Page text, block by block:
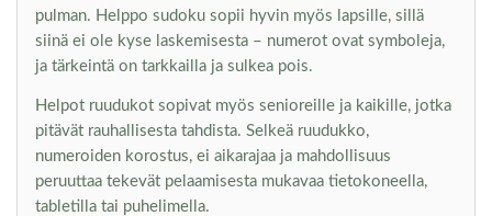
pulman. Helppo sudoku sopii hyvin myös lapsille, sillä
siinä ei ole kyse laskemisesta – numerot ovat symboleja,
ja tärkeintä on tarkkailla ja sulkea pois.
Helpot ruudukot sopivat myös senioreille ja kaikille, jotka
pitävät rauhallisesta tahdista. Selkeä ruudukko,
numeroiden korostus, ei aikarajaa ja mahdollisuus
peruuttaa tekevät pelaamisesta mukavaa tietokoneella,
tabletilla tai puhelimella.